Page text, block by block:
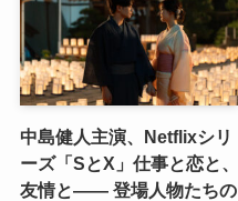
中島健人主演、Netflixシリ
ーズ「SとX」仕事と恋と、
友情と―― 登場人物たちの